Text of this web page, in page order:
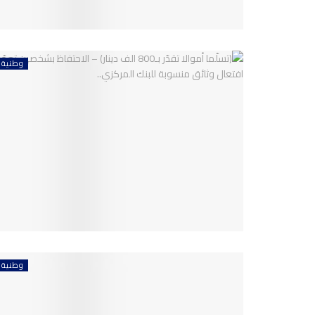
وطنية
وطنية